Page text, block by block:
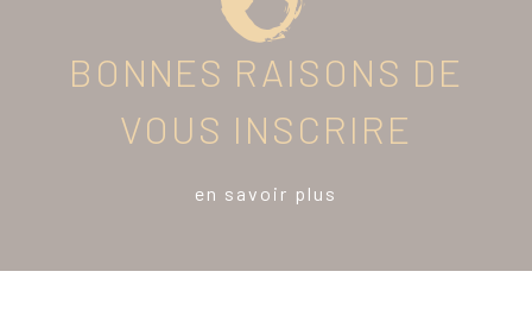
BONNES RAISONS DE
VOUS INSCRIRE
en savoir plus